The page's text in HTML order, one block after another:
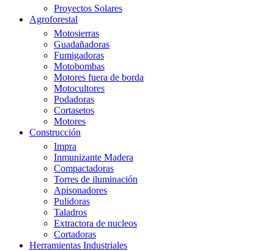
Proyectos Solares
Agroforestal
Motosierras
Guadañadoras
Fumigadoras
Motobombas
Motores fuera de borda
Motocultores
Podadoras
Cortasetos
Motores
Construcción
Impra
Inmunizante Madera
Compactadoras
Torres de iluminación
Apisonadores
Pulidoras
Taladros
Extractora de nucleos
Cortadoras
Herramientas Industriales